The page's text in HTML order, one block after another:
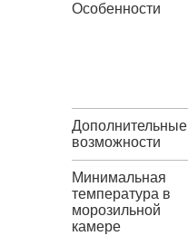
Особенности
Дополнительные
возможности
Минимальная
температура в
морозильной
камере